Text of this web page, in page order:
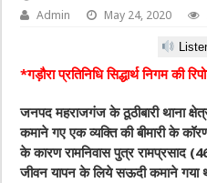
Admin May 24, 2020
*गड़ौरा प्रतिनिधि सिद्धार्थ निगम की
जनपद महराजगंज के ठूठीबारी थाना
कमाने गए एक व्यक्ति की बीमारी के
के कारण रामनिवास पुत्र रामप्रसाद
जीवन यापन के लिये सऊदी कमाने गया